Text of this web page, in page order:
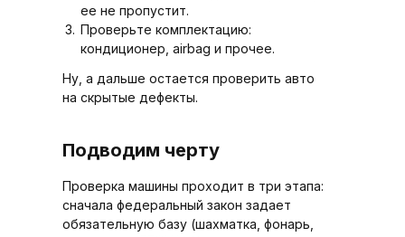
ее не пропустит.
Проверьте комплектацию:
кондиционер, airbag и прочее.
Ну, а дальше остается проверить авто
на скрытые дефекты.
Подводим черту
Проверка машины проходит в три этапа:
сначала федеральный закон задает
обязательную базу (шахматка, фонарь,